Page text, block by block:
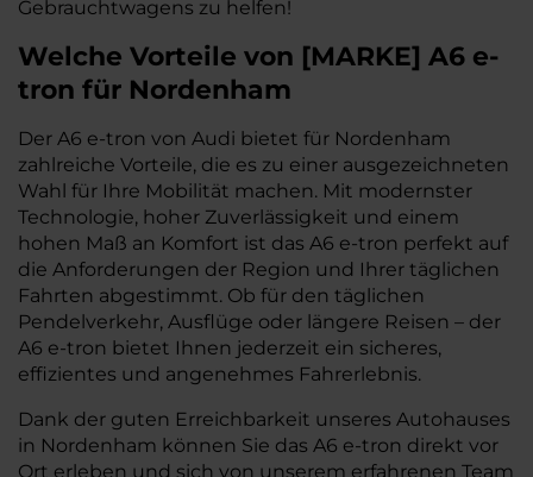
Gebrauchtwagens zu helfen!
Welche Vorteile von [MARKE] A6 e-
tron für Nordenham
Der A6 e-tron von Audi bietet für Nordenham
zahlreiche Vorteile, die es zu einer ausgezeichneten
Wahl für Ihre Mobilität machen. Mit modernster
Technologie, hoher Zuverlässigkeit und einem
hohen Maß an Komfort ist das A6 e-tron perfekt auf
die Anforderungen der Region und Ihrer täglichen
Fahrten abgestimmt. Ob für den täglichen
Pendelverkehr, Ausflüge oder längere Reisen – der
A6 e-tron bietet Ihnen jederzeit ein sicheres,
effizientes und angenehmes Fahrerlebnis.
Dank der guten Erreichbarkeit unseres Autohauses
in Nordenham können Sie das A6 e-tron direkt vor
Ort erleben und sich von unserem erfahrenen Team